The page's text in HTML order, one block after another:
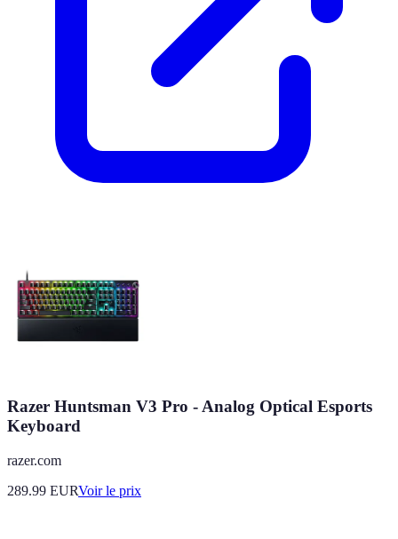
Razer Huntsman V3 Pro - Analog Optical Esports
Keyboard
razer.com
289.99 EURVoir le prix